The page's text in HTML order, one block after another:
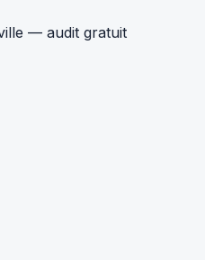
— audit gratuit